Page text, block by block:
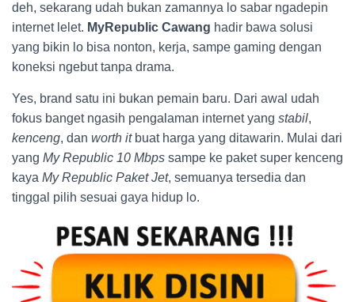
deh, sekarang udah bukan zamannya lo sabar ngadepin
internet lelet. MyRepublic Cawang hadir bawa solusi
yang bikin lo bisa nonton, kerja, sampe gaming dengan
koneksi ngebut tanpa drama.
Yes, brand satu ini bukan pemain baru. Dari awal udah
fokus banget ngasih pengalaman internet yang stabil,
kenceng, dan worth itbuat harga yang ditawarin. Mulai dari
yang My Republic 10 Mbps sampe ke paket super kenceng
kaya My Republic Paket Jet, semuanya tersedia dan
tinggal pilih sesuai gaya hidup lo.